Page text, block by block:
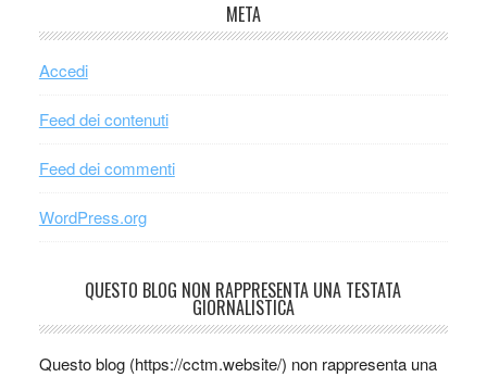
META
Accedi
Feed dei contenuti
Feed dei commenti
WordPress.org
QUESTO BLOG NON RAPPRESENTA UNA TESTATA
GIORNALISTICA
Questo blog (https://cctm.website/) non rappresenta una